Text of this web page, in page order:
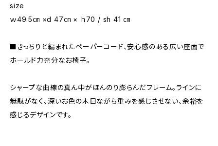
size
ｗ49.5㎝ ×d 47㎝ × ｈ70 / sh 41 ㎝
■きっちりと編まれたペーパーコード、安心感のある広い座面で
ホールド力充分なお椅子。
シャープな曲線の真ん中がほんのり膨らんだフレーム。ラインに
無駄がなく、深いお色の木目ながら重みを感じさせない、余裕を
感じるデザインです。